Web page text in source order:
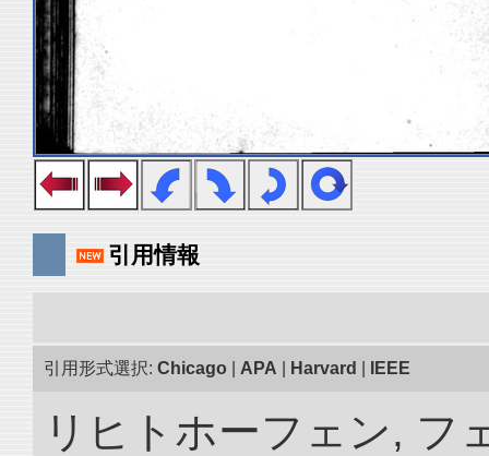
引用情報
引用形式選択: Chicago APA Harvard IEEE
リヒトホーフェン, フ